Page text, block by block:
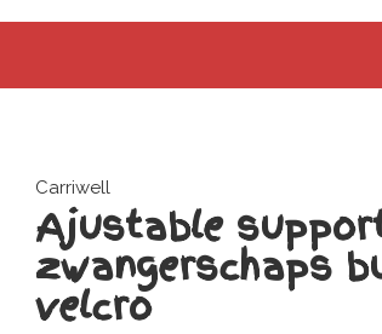
Carriwell
Ajustable
zwangerschaps
velcro